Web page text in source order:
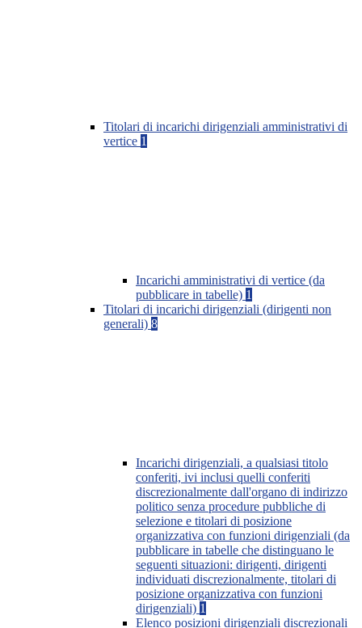
Titolari di incarichi dirigenziali amministrativi di
vertice 1
Incarichi amministrativi di vertice (da
pubblicare in tabelle) 1
Titolari di incarichi dirigenziali (dirigenti non
generali) 8
Incarichi dirigenziali, a qualsiasi titolo
conferiti, ivi inclusi quelli conferiti
discrezionalmente dall'organo di indirizzo
politico senza procedure pubbliche di
selezione e titolari di posizione
organizzativa con funzioni dirigenziali (da
pubblicare in tabelle che distinguano le
seguenti situazioni: dirigenti, dirigenti
individuati discrezionalmente, titolari di
posizione organizzativa con funzioni
dirigenziali) 1
Elenco posizioni dirigenziali discrezionali